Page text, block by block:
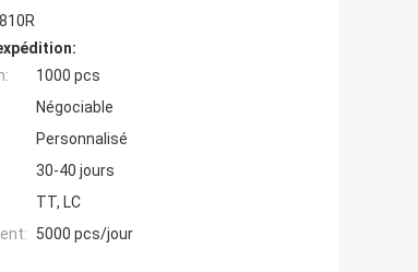
1000 pcs
Négociable
Personnalisé
30-40 jours
TT, LC
5000 pcs/jour